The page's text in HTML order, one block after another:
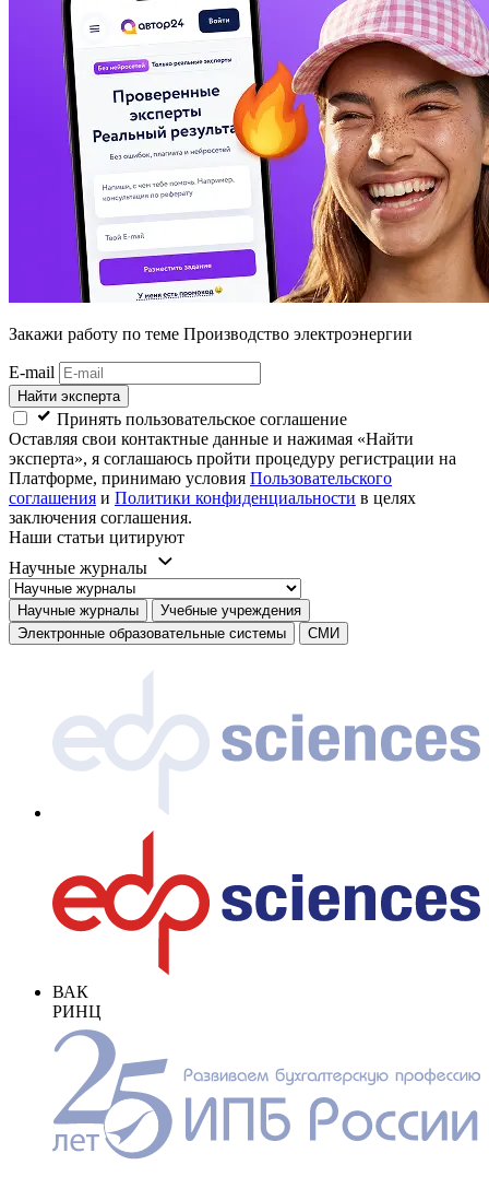
Закажи работу по теме Производство электроэнергии
E-mail
Найти эксперта
Принять пользовательское соглашение
Оставляя свои контактные данные и нажимая «Найти
эксперта», я соглашаюсь пройти процедуру регистрации на
Платформе, принимаю условия Пользовательского
соглашения и Политики конфиденциальности в целях
заключения соглашения.
Наши статьи цитируют
Научные журналы
Научные журналы
Учебные учреждения
Электронные образовательные системы
СМИ
ВАК
РИНЦ